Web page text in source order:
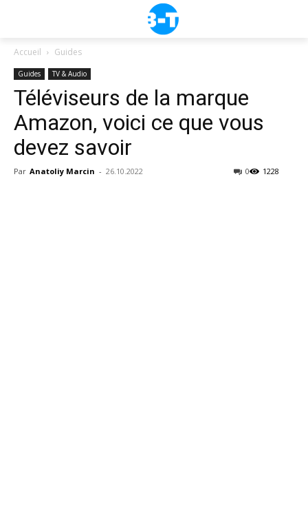
Accueil Guides
Guides TV & Audio
Téléviseurs de la marque
Amazon, voici ce que vous
devez savoir
Par Anatoliy Marcin - 26.10.2022 1228
0